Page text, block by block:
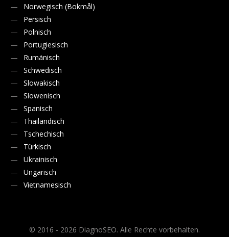
Norwegisch (Bokmål)
Persisch
Polnisch
Portugiesisch
Rumänisch
Schwedisch
Slowakisch
Slowenisch
Spanisch
Thailändisch
Tschechisch
Türkisch
Ukrainisch
Ungarisch
Vietnamesisch
© 2016 - 2026 DiagnoSEO. Alle Rechte vorbehalten.